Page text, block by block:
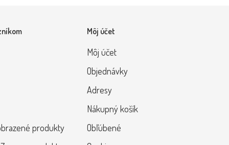
produkty
Môj účet
Môj účet
Objednávky
Adresy
Nákupný košík
Obľúbené